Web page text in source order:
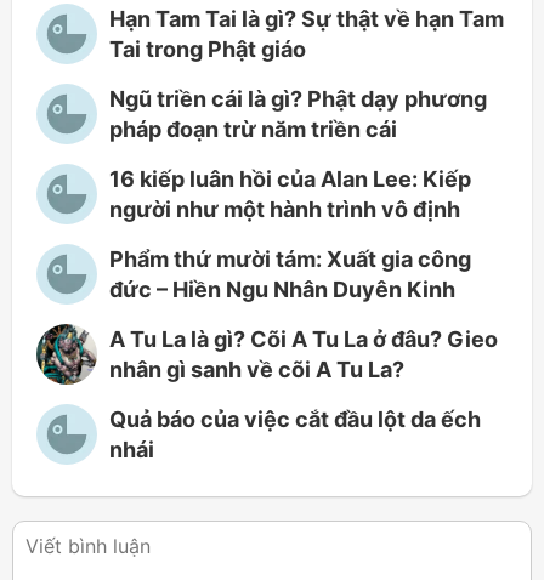
Hạn Tam Tai là gì? Sự thật về hạn Tam
Tai trong Phật giáo
Ngũ triền cái là gì? Phật dạy phương
pháp đoạn trừ năm triền cái
16 kiếp luân hồi của Alan Lee: Kiếp
người như một hành trình vô định
Phẩm thứ mười tám: Xuất gia công
đức – Hiền Ngu Nhân Duyên Kinh
A Tu La là gì? Cõi A Tu La ở đâu? Gieo
nhân gì sanh về cõi A Tu La?
Quả báo của việc cắt đầu lột da ếch
nhái